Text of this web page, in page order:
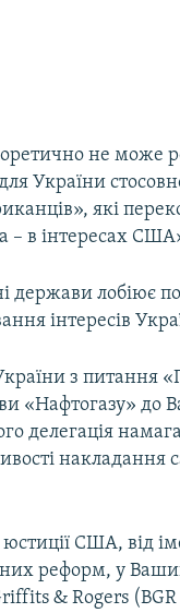
не може
України
які
– в інтересах
держави лобіює
інтересів
з питання
«Нафтогазу» до
делегація
накладання
США, від
реформ, у
& Rogers